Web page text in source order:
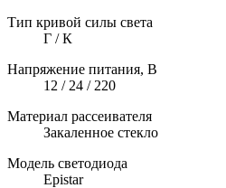
Тип кривой силы света
Г / К
Напряжение питания, В
12 / 24 / 220
Материал рассеивателя
Закаленное стекло
Модель светодиода
Epistar